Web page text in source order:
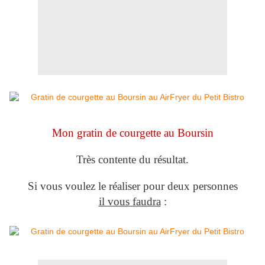
Mon gratin de courgette au Boursin
Très contente du résultat.
Si vous voulez le réaliser pour deux personnes
il vous faudra :